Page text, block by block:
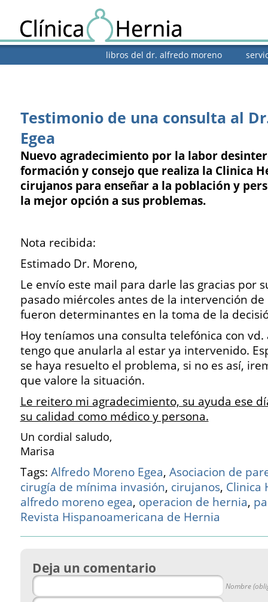
libros del dr. alfredo moreno
Testimonio de una consulta al
Egea
Nuevo agradecimiento por la labor
formación y consejo que realiza la Clinica
cirujanos para enseñar a la población y
la mejor opción a sus problemas.
Nota recibida:
Estimado Dr. Moreno,
Le envío este mail para darle las gracias por
pasado miércoles antes de la intervención
fueron determinantes en la toma de la
Hoy teníamos una consulta telefónica con vd.
tengo que anularla al estar ya intervenido.
se haya resuelto el problema, si no es así,
que valore la situación.
Le reitero mi agradecimiento, su ayuda ese
su calidad como médico y persona.
Un cordial saludo,
Marisa
Tags: Alfredo Moreno Egea, Asociacion de
cirugía de mínima invasión, cirujanos, Clinica
alfredo moreno egea, operacion de hernia,
Revista Hispanoamericana de Hernia
Deja un comentario
Nombre